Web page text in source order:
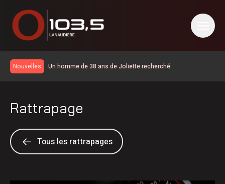
Nouvelles
Un homme de 38 ans de Joliette recherché
Un mur s’effondre à Berthierville
Baseball | Un joueur du Royal de Repentigny se démarque
dans la Ligue de baseball junior élite du Québec
Circulation en alternance sur la R-347 à Saint-Norbert
Report des travaux de forage à Rawdon
Rattrapage
Tous les rattrapages